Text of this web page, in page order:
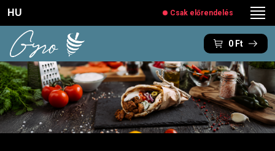
HU Csak előrendelés
0 Ft